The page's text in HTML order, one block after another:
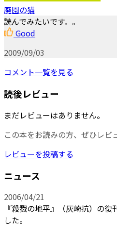
廃園の猫
読んでみたいです。。
Good
2009/09/03
コメント一覧を見る
読後レビュー
まだレビューはありません。
この本をお読みの方、ぜひレビ
レビューを投稿する
ニュース
2006/04/21
『殺戮の地平』（灰崎抗）の
した。